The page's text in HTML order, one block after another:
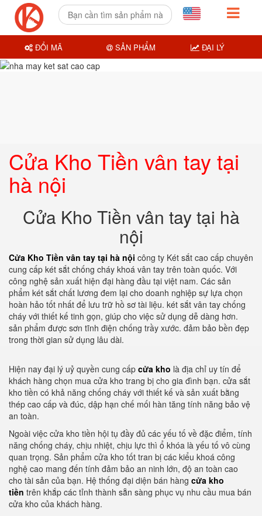
Cửa Kho Tiền vân tay tại
hà nội
Cửa Kho Tiền vân tay tại hà
nội
Cửa Kho Tiền vân tay tại hà nội công ty Két sắt cao cấp chuyên
cung cấp két sắt chống cháy khoá vân tay trên toàn quốc. Với
công nghệ sản xuất hiện đại hàng đầu tại việt nam. Các sản
phẩm két sắt chất lương đem lại cho doanh nghiệp sự lựa chọn
hoàn hảo tốt nhất để lưu trữ hồ sơ tài liệu. két sắt vân tay chống
cháy với thiết kế tinh gọn, giúp cho việc sử dụng dễ dàng hơn.
sản phẩm được sơn tĩnh điện chống trầy xước. đảm bảo bền đẹp
trong thời gian sử dụng lâu dài.
Hiện nay đại lý uỷ quyền cung cấp cửa kho là địa chỉ uy tín để
khách hàng chọn mua cửa kho trang bị cho gia đình bạn. cửa sắt
kho tiền có khả năng chống cháy với thiết kế và sản xuất bằng
thép cao cấp và đúc, dập hạn chế mối hàn tăng tính năng bảo vệ
an toàn.
Ngoài việc cửa kho tiền hội tụ đầy đủ các yếu tố về đặc điểm, tính
năng chống cháy, chịu nhiệt, chịu lực thì ổ khóa là yếu tố vô cùng
quan trọng. Sản phẩm cửa kho tốt tran bị các kiểu khoá công
nghệ cao mang đến tính đảm bảo an ninh lớn, độ an toàn cao
cho tài sản của bạn. Hệ thống đại diện bán hàng cửa kho
tiền trên khắp các tỉnh thành sẵn sàng phục vụ nhu cầu mua bán
cửa kho của khách hàng.
ĐỔI MÃ SẢN PHẨM ĐẠI LÝ